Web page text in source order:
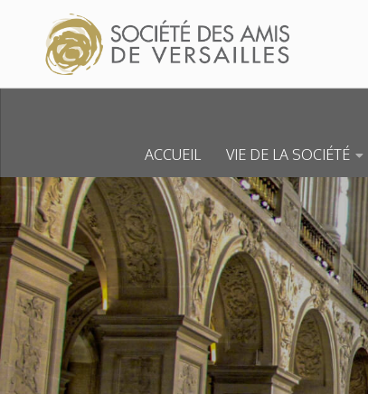
Skip to content
ACCUEIL VIE DE LA SOCIÉTÉ